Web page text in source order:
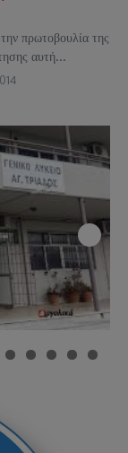
της
αυτή...